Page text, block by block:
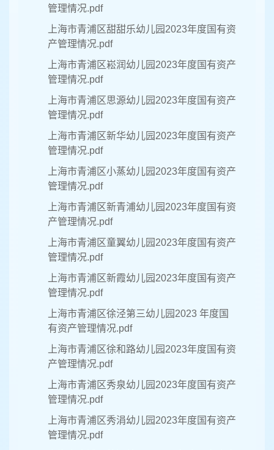
管理情况.pdf
上海市青浦区甜甜乐幼儿园2023年度国有资
产管理情况.pdf
上海市青浦区崧润幼儿园2023年度国有资产
管理情况.pdf
上海市青浦区思源幼儿园2023年度国有资产
管理情况.pdf
上海市青浦区新华幼儿园2023年度国有资产
管理情况.pdf
上海市青浦区小蒸幼儿园2023年度国有资产
管理情况.pdf
上海市青浦区新青浦幼儿园2023年度国有资
产管理情况.pdf
上海市青浦区童翼幼儿园2023年度国有资产
管理情况.pdf
上海市青浦区新霞幼儿园2023年度国有资产
管理情况.pdf
上海市青浦区徐泾第三幼儿园2023 年度国
有资产管理情况.pdf
上海市青浦区徐和路幼儿园2023年度国有资
产管理情况.pdf
上海市青浦区秀泉幼儿园2023年度国有资产
管理情况.pdf
上海市青浦区秀涓幼儿园2023年度国有资产
管理情况.pdf